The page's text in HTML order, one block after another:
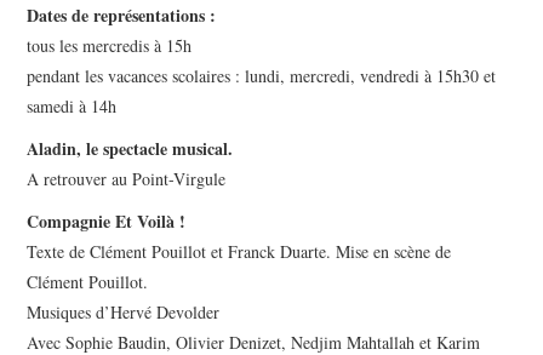
Dates de représentations :
tous les mercredis à 15h
pendant les vacances scolaires : lundi, mercredi, vendredi à 15h30 et
samedi à 14h
Aladin, le spectacle musical.
A retrouver au Point-Virgule
Compagnie Et Voilà !
Texte de Clément Pouillot et Franck Duarte. Mise en scène de
Clément Pouillot.
Musiques d’Hervé Devolder
Avec Sophie Baudin, Olivier Denizet, Nedjim Mahtallah et Karim